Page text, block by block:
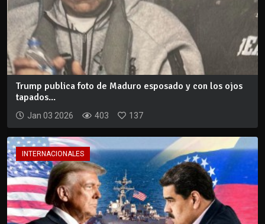
Trump publica foto de Maduro esposado y con los ojos
tapados...
Jan 03 2026 403 137
INTERNACIONALES